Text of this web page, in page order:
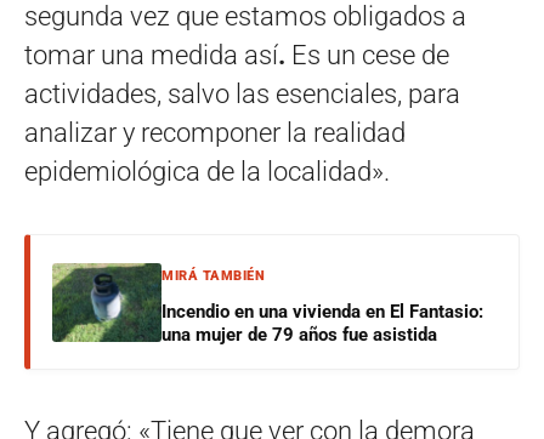
segunda vez que estamos obligados a
tomar una medida así. Es un cese de
actividades, salvo las esenciales, para
analizar y recomponer la realidad
epidemiológica de la localidad».
MIRÁ TAMBIÉN
Incendio en una vivienda en El Fantasio:
una mujer de 79 años fue asistida
Y agregó: «Tiene que ver con la demora